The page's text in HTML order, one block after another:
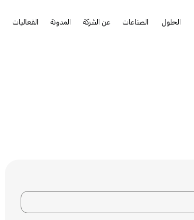
الحلول الصناعات عن الشركة المدونة الفعاليات